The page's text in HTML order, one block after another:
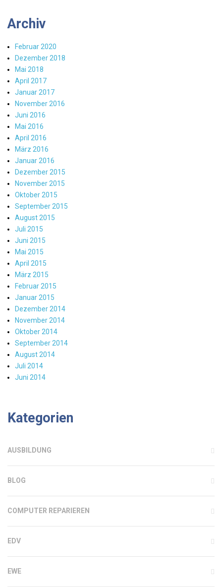
Archiv
Februar 2020
Dezember 2018
Mai 2018
April 2017
Januar 2017
November 2016
Juni 2016
Mai 2016
April 2016
März 2016
Januar 2016
Dezember 2015
November 2015
Oktober 2015
September 2015
August 2015
Juli 2015
Juni 2015
Mai 2015
April 2015
März 2015
Februar 2015
Januar 2015
Dezember 2014
November 2014
Oktober 2014
September 2014
August 2014
Juli 2014
Juni 2014
Kategorien
AUSBILDUNG
BLOG
COMPUTER REPARIEREN
EDV
EWE